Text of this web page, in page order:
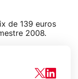
de 139 euros
2008.